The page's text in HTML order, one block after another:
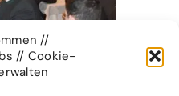
//
// Cookie-